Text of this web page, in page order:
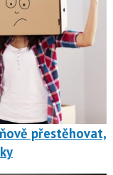
přestěhovat,